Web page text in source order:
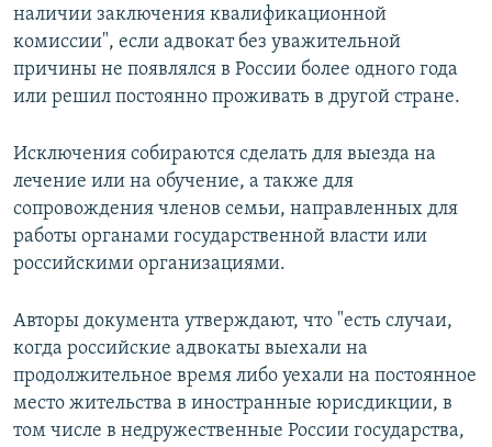
наличии заключения квалификационной
комиссии", если адвокат без уважительной
причины не появлялся в России более одного года
или решил постоянно проживать в другой стране.
Исключения собираются сделать для выезда на
лечение или на обучение, а также для
сопровождения членов семьи, направленных для
работы органами государственной власти или
российскими организациями.
Авторы документа утверждают, что "есть случаи,
когда российские адвокаты выехали на
продолжительное время либо уехали на постоянное
место жительства в иностранные юрисдикции, в
том числе в недружественные России государства,